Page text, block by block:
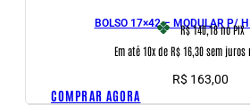
BOLSO 17×42 – MODULAR P/
R$ 140,18no PIX
Em até 10x de R$ 16,30 sem
R$ 163,00
COMPRAR AGORA